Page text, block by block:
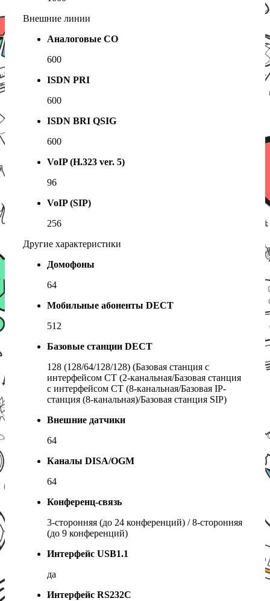
Внешние линии
Аналоговые CO
600
ISDN PRI
600
ISDN BRI QSIG
600
VoIP (H.323 ver. 5)
96
VoIP (SIP)
256
Другие характеристики
Домофоны
64
Мобильные абоненты DECT
512
Базовые станции DECT
128 (128/64/128/128) (Базовая станция с
интерфейсом СТ (2-канальная/Базовая станция
с интерфейсом СТ (8-канальная/Базовая IP-
станция (8-канальная)/Базовая станция SIP)
Внешние датчики
64
Каналы DISA/OGM
64
Конференц-связь
3-сторонняя (до 24 конференций) / 8-сторонняя
(до 9 конференций)
Интерфейс USB1.1
да
Интерфейс RS232C